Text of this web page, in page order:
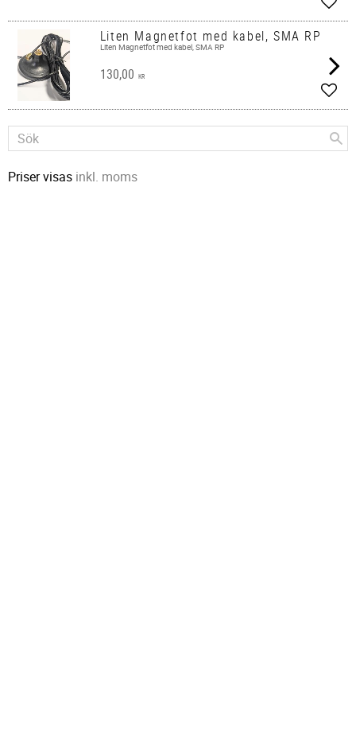
Liten Magnetfot med kabel, SMA RP
Liten Magnetfot med kabel, SMA RP
130,00 KR
Priser visas inkl. moms